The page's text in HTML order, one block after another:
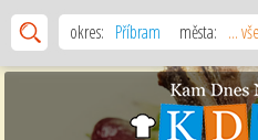
okres: Příbram města: ...